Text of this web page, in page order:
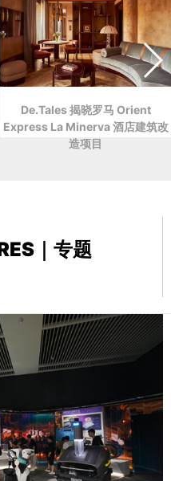
De.Tales 揭晓罗马 Orient
Express La Minerva 酒店建筑改
造项目
｜专题